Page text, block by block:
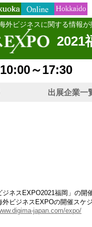
外ビジネスに関する情報
2021
10:00～17:30
出展企業一
ジネスEXPO2021福岡」の開
外ビジネスEXPOの開催スケ
japan.com/expo/